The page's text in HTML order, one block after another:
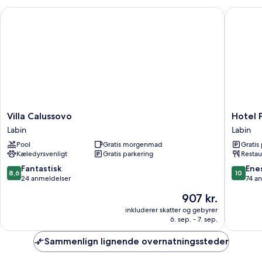
seng
Villa
Calussovo
Labin
Villa Calussovo
Labin
Pool
Gratis morgenmad
Kæledyrsvenligt
Gratis parkering
8.6
ud
anmeldelser
8,6 Fantastisk
24 anmeldelser
Prisen
er
907 kr.
907 kr.
inkluderer skatter og gebyrer
6. sep. - 7. sep.
Villa Calussovo
Hotel
Peteani
Labin
Hotel
Labin
Gratis
10.0
ud
10
74
Hotel
Sammenlign lignende overnatningssteder